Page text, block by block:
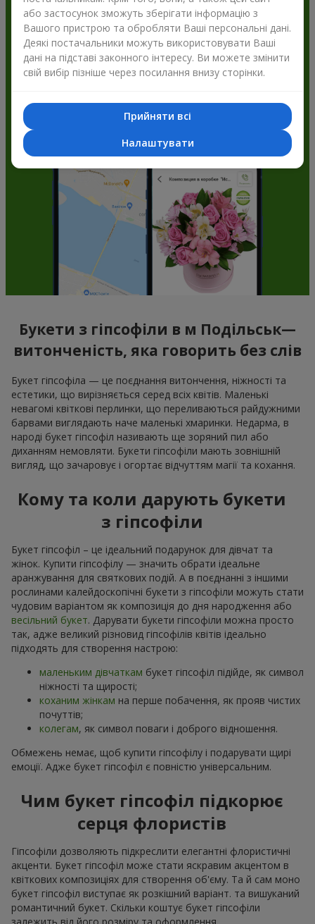
Flowers.ua і отримуйте бонуси
Букети з гіпсофіли в м Подільськ—
витонченість, яка говорить без слів
Букет гіпсофіла — це поєднання витончення, ніжності та
естетики, що вирізняється серед всіх квітів. Маленькі
невагомі квіткові перлинки, що переливаються райдужними
барвами виглядають наче маленькі хмаринки. Недарма, в
народі букет гіпсофіл називають ще зоряний пил або
диханням немовляти. Букети гіпсофіли мають зовнішній
вигляд, що зачаровує і огортає відчуттям магії та кохання.
Кому та коли дарують букети
з гіпсофіли
Букет гіпсофіл – це ідеальний подарунок для дівчат та
жінок. Купити гіпсофілу — значить обрати ідеальне
аранжування для святкових подій. А в поєднанні з іншими
рослинами калейдоскопічні букети з гіпсофіли можуть стати
чудовим варіантом як композиція до дня народження або
весільний букет. Дарувати букети гіпсофіли можна просто
так, адже великий різновид гіпсофілів квітів ідеально
підходять для створення настрою:
маленьким дівчаткам букет гіпсофіл підійде, як символ
ніжності та щирості;
коханим жінкам на перше побачення, як прояв чистих
почуттів;
колегам, як символ поваги і доброго відношення.
Обмежень немає, щоб купити гіпсофілу і подарувати щирі
емоції. Адже букет гіпсофіл є повністю універсальним.
Чим букет гіпсофіл підкорює
серця флористів
Гіпсофіли дозволяють підкреслити елегантні флористичні
акценти. Букет гіпсофіл може стати яскравим акцентом в
квіткових композиціях для створення об'єму. Та й сам моно
букет гіпсофіл виступає як розкішний варіант. та вишуканий
романтичний букет. Скільки коштує букет гіпсофіли
або застосунок зможуть зберігати інформацію з
Вашого пристрою та обробляти Ваші персональні дані.
Деякі постачальники можуть використовувати Ваші
дані на підставі законного інтересу. Ви можете змінити
свій вибір пізніше через посилання внизу сторінки.
Прийняти всі
Налаштувати